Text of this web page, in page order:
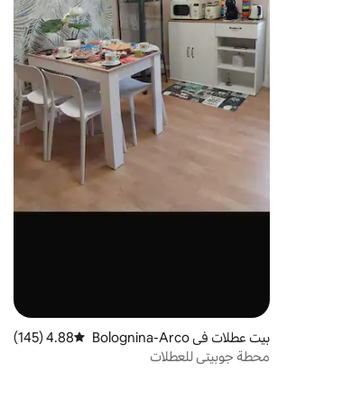
بيت عطلات في Bolognina-Arco
veggio-Beverara
متوسط التقييم 4.88 من 5، 145 مراجعات
4.88 (145)
محطة جوبيتي للعطلات